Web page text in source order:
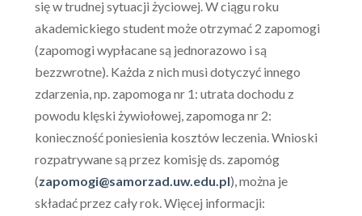
się w trudnej sytuacji życiowej. W ciągu roku
akademickiego student może otrzymać 2 zapomogi
(zapomogi wypłacane są jednorazowo i są
bezzwrotne). Każda z nich musi dotyczyć innego
zdarzenia, np. zapomoga nr 1: utrata dochodu z
powodu klęski żywiołowej, zapomoga nr 2:
konieczność poniesienia kosztów leczenia. Wnioski
rozpatrywane są przez komisję ds. zapomóg
(zapomogi@samorzad.uw.edu.pl), można je
składać przez cały rok. Więcej informacji: